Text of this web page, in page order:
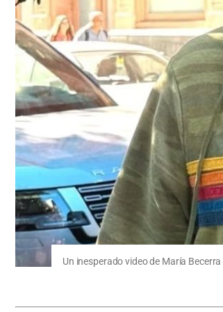
Un inesperado video de María